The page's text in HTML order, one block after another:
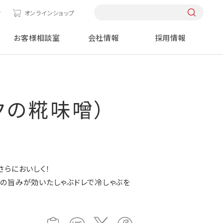
オンラインショップ
お客様相談室 会社情報 採用情報
糀味噌）
においしく！
旨みが効いたしゃぶドレで冷しゃぶを